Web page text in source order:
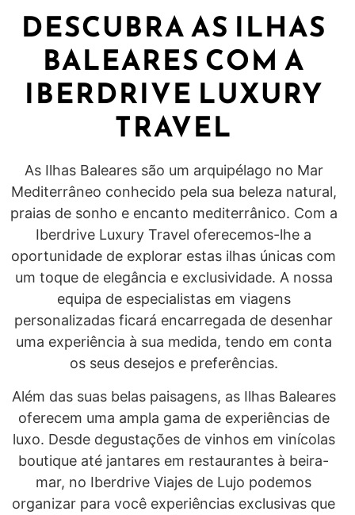
DESCUBRA AS ILHAS
BALEARES COM A
IBERDRIVE LUXURY
TRAVEL
As Ilhas Baleares são um arquipélago no Mar
Mediterrâneo conhecido pela sua beleza natural,
praias de sonho e encanto mediterrânico. Com a
Iberdrive Luxury Travel oferecemos-lhe a
oportunidade de explorar estas ilhas únicas com
um toque de elegância e exclusividade. A nossa
equipa de especialistas em viagens
personalizadas ficará encarregada de desenhar
uma experiência à sua medida, tendo em conta
os seus desejos e preferências.
Além das suas belas paisagens, as Ilhas Baleares
oferecem uma ampla gama de experiências de
luxo. Desde degustações de vinhos em vinícolas
boutique até jantares em restaurantes à beira-
mar, no Iberdrive Viajes de Lujo podemos
organizar para você experiências exclusivas que